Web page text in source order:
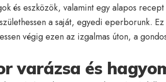
és eszközök, valamint egy alapos
a saját, egyedi eperborunk.
végig ezen az izgalmas úton, a
varázsa és